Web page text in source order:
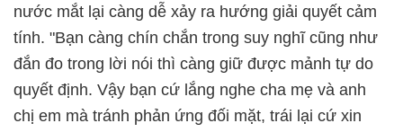
nước mắt lại càng dễ xảy ra hướng giải quyết cảm
tính. "Bạn càng chín chắn trong suy nghĩ cũng như
đắn đo trong lời nói thì càng giữ được mảnh tự do
quyết định. Vậy bạn cứ lắng nghe cha mẹ và anh
chị em mà tránh phản ứng đối mặt, trái lại cứ xin